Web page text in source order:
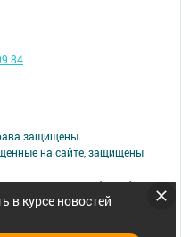
в курсе новостей
защищены.
на сайте, защищены
в любом объеме
с письменного согласия
84